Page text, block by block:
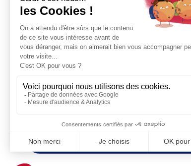
QUI SOMMES-NOUS ?
Notre mission
Projets de recherche
Sponsors